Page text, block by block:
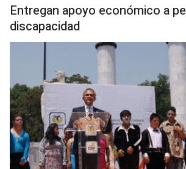
Entregan apoyo económico a
discapacidad